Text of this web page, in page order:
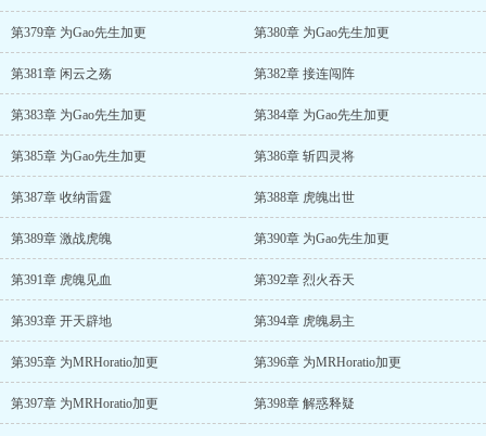
第379章 为Gao先生加更 第380章 为Gao先生加更
第381章 闲云之殇 第382章 接连闯阵
第383章 为Gao先生加更 第384章 为Gao先生加更
第385章 为Gao先生加更 第386章 斩四灵将
第387章 收纳雷霆 第388章 虎魄出世
第389章 激战虎魄 第390章 为Gao先生加更
第391章 虎魄见血 第392章 烈火吞天
第393章 开天辟地 第394章 虎魄易主
第395章 为MRHoratio加更 第396章 为MRHoratio加更
第397章 为MRHoratio加更 第398章 解惑释疑